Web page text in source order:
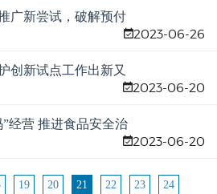
广新尝试，破解预付
2023-06-26
创新试点工作出新又
2023-06-20
安全治
2023-06-20
19 20 21 22 23 24